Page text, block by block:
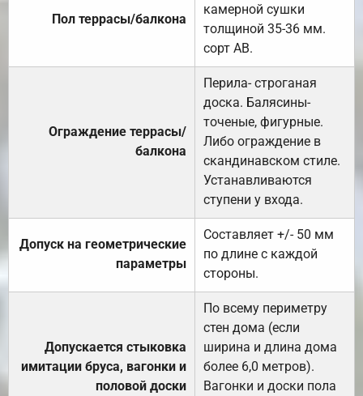
Пол террасы/балкона
камерной сушки
толщиной 35-36 мм.
сорт АВ.
Ограждение террасы/
балкона
Перила- строганая
доска. Балясины-
точеные, фигурные.
Либо ограждение в
скандинавском стиле.
Устанавливаются
ступени у входа.
Допуск на геометрические
параметры
Составляет +/- 50 мм
по длине с каждой
стороны.
Допускается стыковка
имитации бруса, вагонки и
половой доски
По всему периметру
стен дома (если
ширина и длина дома
более 6,0 метров).
Вагонки и доски пола